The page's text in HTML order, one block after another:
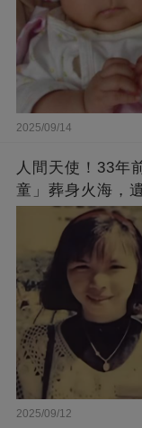
2025/09/14
人間天使！33年
童」葬身火海，
崩：真正的英雄
2025/09/12